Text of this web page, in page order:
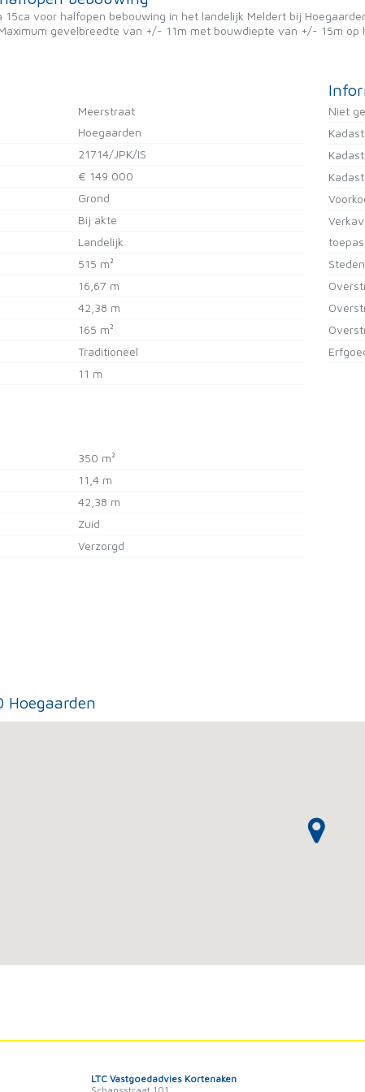
15ca voor halfopen bebouwing in het landelijk Meldert bij
gevelbreedte van +/- 11m met bouwdiepte van +/- 15m
Meerstraat
Hoegaarden
21714/JPK/IS
€ 149 000
Grond
Bij akte
Landelijk
515 m²
16,67 m
42,38 m
165 m²
Traditioneel
11 m
350 m²
11,4 m
42,38 m
Zuid
Verzorgd
Niet
LTC Vastgoedadvies Kortenaken